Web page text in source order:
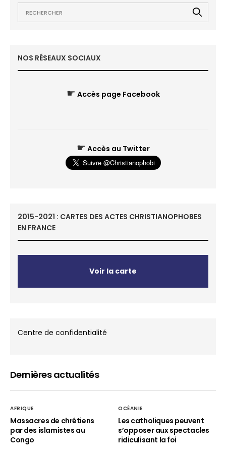
NOS RÉSEAUX SOCIAUX
☛ Accès page Facebook
☛ Accès au Twitter
2015-2021 : CARTES DES ACTES CHRISTIANOPHOBES
EN FRANCE
Voir la carte
Centre de confidentialité
Dernières actualités
AFRIQUE
Massacres de chrétiens
par des islamistes au
Congo
OCÉANIE
Les catholiques peuvent
s’opposer aux spectacles
ridiculisant la foi